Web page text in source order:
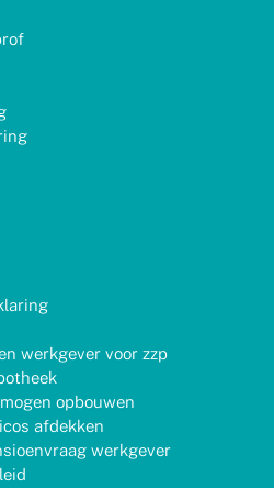
werkgever voor zzp
opbouwen
afdekken
werkgever